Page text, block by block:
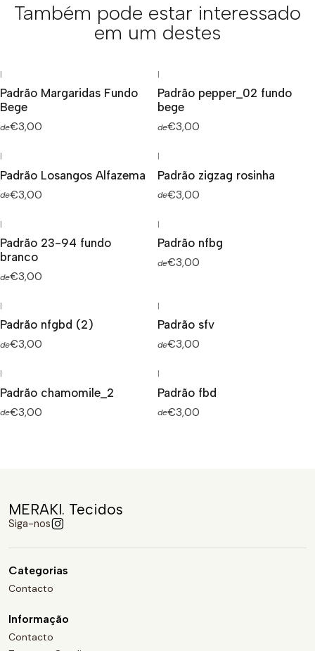
Também pode estar interessado
em um destes
|
Padrão Margaridas Fundo
Bege
de€3,00
|
Padrão pepper_02 fundo
bege
de€3,00
|
Padrão Losangos Alfazema
de€3,00
|
Padrão zigzag rosinha
de€3,00
|
Padrão 23-94 fundo
branco
de€3,00
|
Padrão nfbg
de€3,00
|
Padrão nfgbd (2)
de€3,00
|
Padrão sfv
de€3,00
|
Padrão chamomile_2
de€3,00
|
Padrão fbd
de€3,00
MERAKI. Tecidos
Siga-nos
Categorias
Contacto
Informação
Contacto